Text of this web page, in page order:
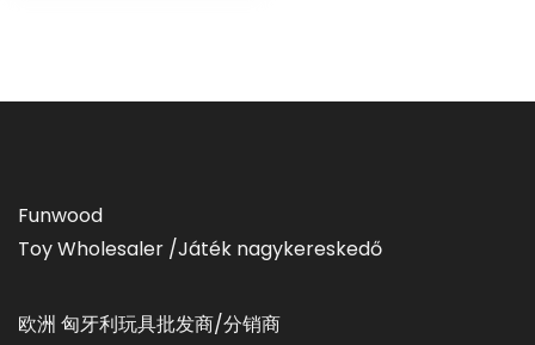
Funwood
Toy Wholesaler /Játék nagykereskedő
欧洲 匈牙利玩具批发商/分销商